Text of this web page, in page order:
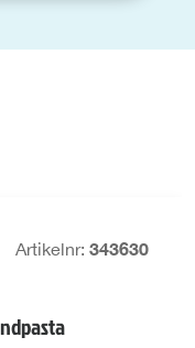
Artikelnr: 343630